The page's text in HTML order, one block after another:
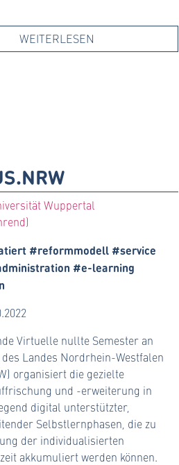
WEITERLESEN
Wuppertal
#reformmodell #service
#e-learning
Virtuelle nullte Semester an
Landes Nordrhein-Westfalen
organisiert die gezielte
und -erweiterung in
digital unterstützter,
Selbstlernphasen, die zu
der individualisierten
akkumuliert werden können.